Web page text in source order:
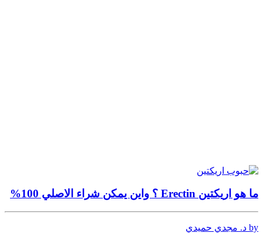
ما هو اريكتين Erectin ؟ واين يمكن شراء الاصلي 100%
by د. مجدي حميدي